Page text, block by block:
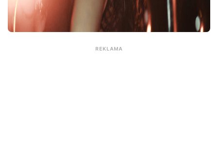
REKLAMA